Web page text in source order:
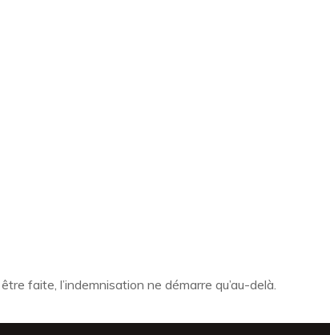
faite, l’indemnisation ne démarre qu’au-delà.